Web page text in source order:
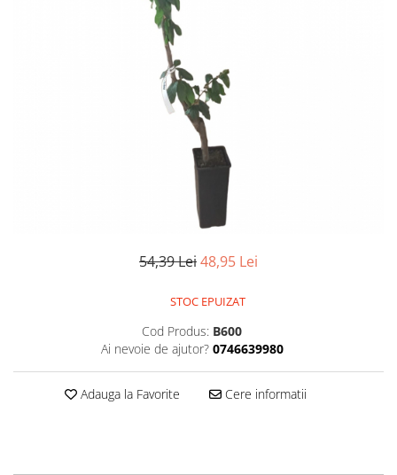
54,39 Lei48,95 Lei
STOC EPUIZAT
Cod Produs: B600
Ai nevoie de ajutor? 0746639980
Adauga la Favorite Cere informatii